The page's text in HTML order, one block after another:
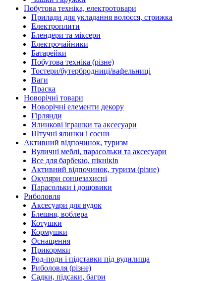
Побутова техніка, електротовари
Прилади для укладання волосся, стрижка
Електроплити
Блендери та міксери
Електрочайники
Батарейки
Побутова техніка (різне)
Тостери/бутербродниці/вафельниці
Ваги
Праска
Новорічні товари
Новорічні елементи декору
Гірлянди
Ялинкові іграшки та аксесуари
Штучні ялинки і сосни
Активний відпочинок, туризм
Вуличні меблі, парасольки та аксесуари
Все для барбекю, пікніків
Активний відпочинок, туризм (різне)
Окуляри сонцезахисні
Парасольки і дощовики
Риболовля
Аксесуари для вудок
Блешня, воблера
Котушки
Кормушки
Оснащення
Прикормки
Род-поди і підставки під вудилища
Риболовля (різне)
Садки, підсаки, багри